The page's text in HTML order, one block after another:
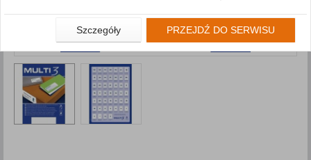
Jeśli nie chcesz wyrazić zgody lub ograniczyć jej zakres, kliknij
„Szczegóły”, gdzie znajdziesz wszelkie informacje o tym jak to
zrobić . Te same informacje znajdziesz także na podstronie z
naszą polityką prywatności obowiązującą od 25 maja 2018.
W przypadku użytkowników zalogowanych, aby umożliwić
prawidłową realizację Umowy z Państwem i związane z tym
prawidłowe działanie naszej strony www, a w szczególności
Szczegóły PRZEJDŹ DO SERWISU